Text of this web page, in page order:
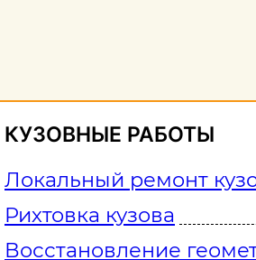
КУЗОВНЫЕ РАБОТЫ
Локальный ремонт
Рихтовка кузова
Восстановление